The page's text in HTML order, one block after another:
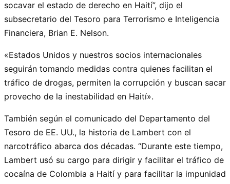
socavar el estado de derecho en Haití”, dijo el
subsecretario del Tesoro para Terrorismo e Inteligencia
Financiera, Brian E. Nelson.
«Estados Unidos y nuestros socios internacionales
seguirán tomando medidas contra quienes facilitan el
tráfico de drogas, permiten la corrupción y buscan sacar
provecho de la inestabilidad en Haití».
También según el comunicado del Departamento del
Tesoro de EE. UU., la historia de Lambert con el
narcotráfico abarca dos décadas. “Durante este tiempo,
Lambert usó su cargo para dirigir y facilitar el tráfico de
cocaína de Colombia a Haití y para facilitar la impunidad